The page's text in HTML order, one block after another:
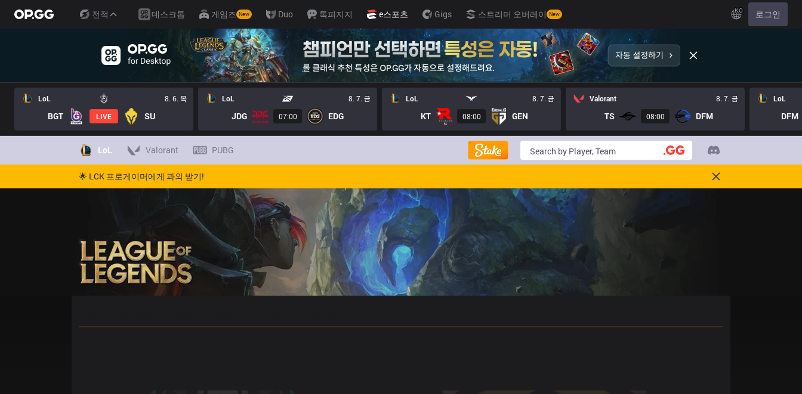
전적 데스크톱 게임즈 New Duo 톡피지지 e스포츠 Gigs 스트리머 오버레이 New KO 로그인
LoL 8. 6. 목
BGT LIVE SU
LoL 8. 7. 금
JDG 07:00 EDG
LoL 8. 7. 금
KT 08:00 GEN
Valorant 8. 7. 금
TS 08:00 DFM
LoL
DFM
LoL Valorant PUBG
🌟 LCK 프로게이머에게 과외 받기!